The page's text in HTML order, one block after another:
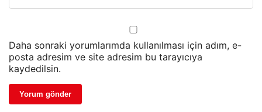
Daha sonraki yorumlarımda kullanılması için adım, e-
posta adresim ve site adresim bu tarayıcıya
kaydedilsin.